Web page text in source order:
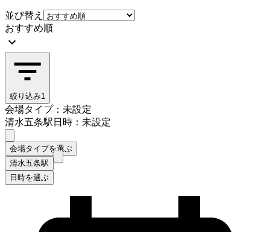
並び替え
おすすめ順
絞り込み1
会場タイプ：未設定
清水五条駅日時：未設定
会場タイプを選ぶ
清水五条駅
日時を選ぶ